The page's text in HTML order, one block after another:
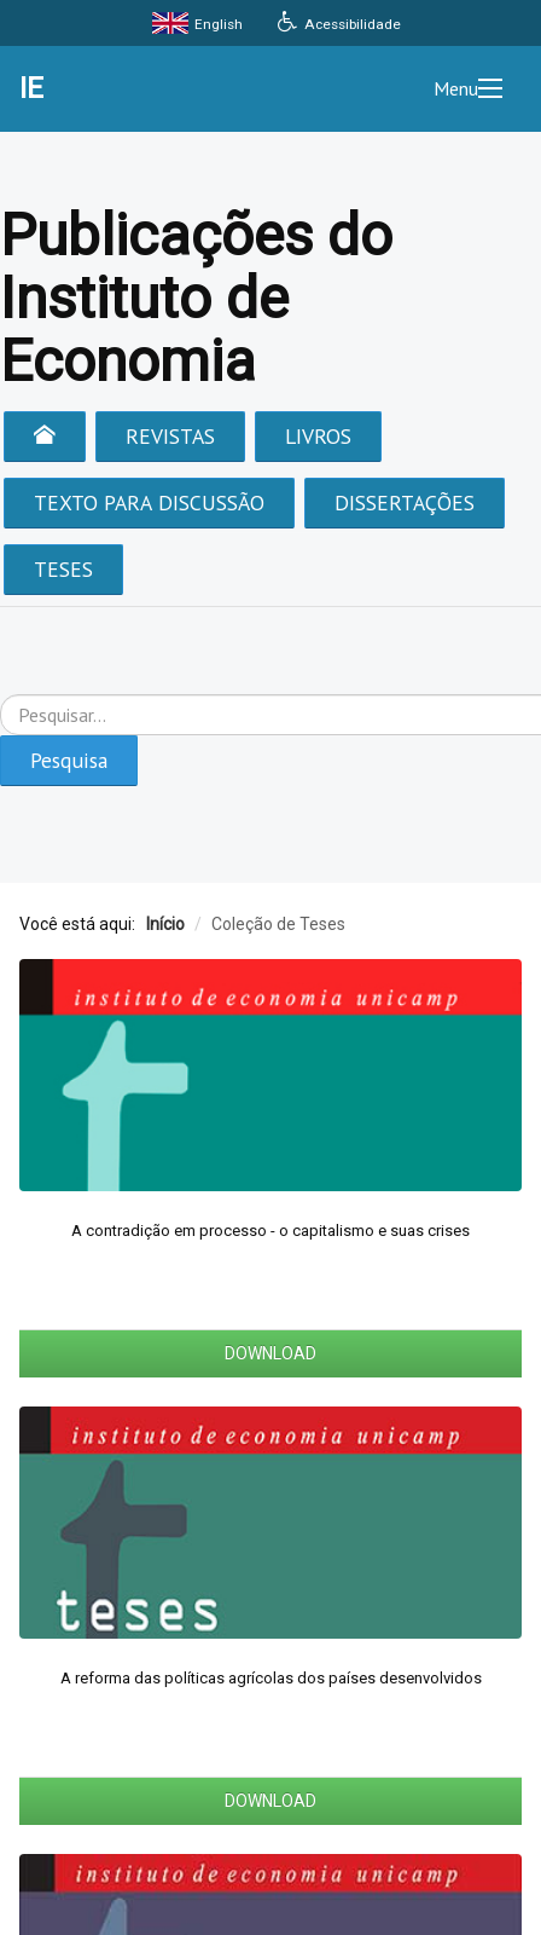
Acessibilidade
English
IE Menu
Publicações do
Instituto de
Economia
REVISTAS LIVROS
TEXTO PARA DISCUSSÃO DISSERTAÇÕES
TESES
Pesquisar...
Pesquisa
Você está aqui: Início / Coleção de Teses
A contradição em processo - o capitalismo e suas crises
DOWNLOAD
A reforma das políticas agrícolas dos países desenvolvidos
DOWNLOAD